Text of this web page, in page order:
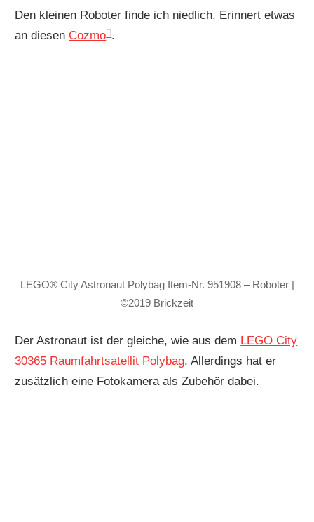
Den kleinen Roboter finde ich niedlich. Erinnert etwas
an diesen Cozmo .
LEGO® City Astronaut Polybag Item-Nr. 951908 – Roboter |
©2019 Brickzeit
Der Astronaut ist der gleiche, wie aus dem LEGO City
30365 Raumfahrtsatellit Polybag. Allerdings hat er
zusätzlich eine Fotokamera als Zubehör dabei.